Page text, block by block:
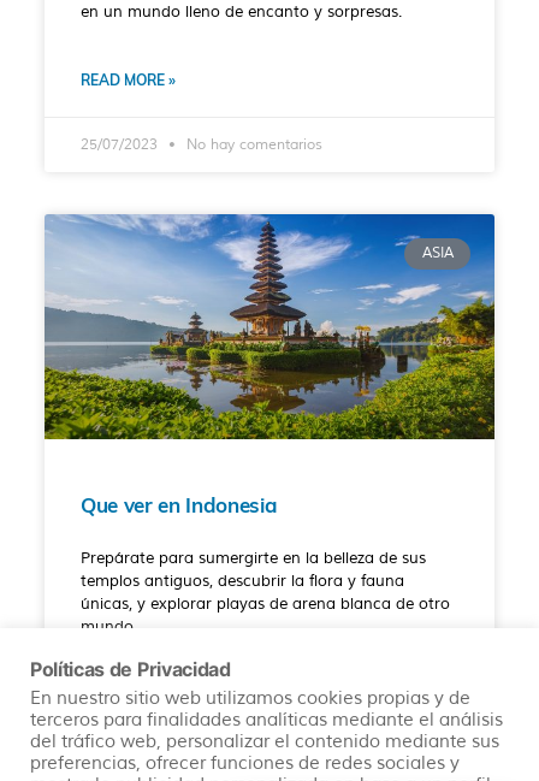
en un mundo lleno de encanto y sorpresas.
READ MORE »
25/07/2023 No hay comentarios
ASIA
Que ver en Indonesia
Prepárate para sumergirte en la belleza de sus
templos antiguos, descubrir la flora y fauna
únicas, y explorar playas de arena blanca de otro
mundo.
READ MORE »
24/01/2024 No hay comentarios
Políticas de Privacidad
En nuestro sitio web utilizamos cookies propias y de
terceros para finalidades analíticas mediante el análisis
del tráfico web, personalizar el contenido mediante sus
preferencias, ofrecer funciones de redes sociales y